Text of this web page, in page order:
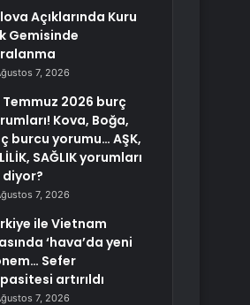
Açıklarında Kuru
Gemisinde
7, 2026
Temmuz 2026 burç
Kova, Boğa,
burcu yorumu… AŞK,
SAĞLIK yorumları
diyor?
7, 2026
ile Vietnam
‘hava’da yeni
Sefer
artırıldı
7, 2026